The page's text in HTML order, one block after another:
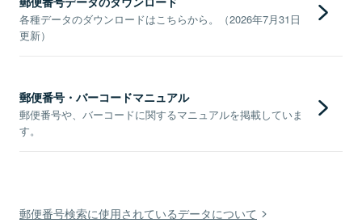
各種データのダウンロードはこちらから。（2026年7月31日
更新）
郵便番号・バーコードマニュアル
郵便番号や、バーコードに関するマニュアルを掲載していま
す。
郵便番号検索に使用されているデータについて